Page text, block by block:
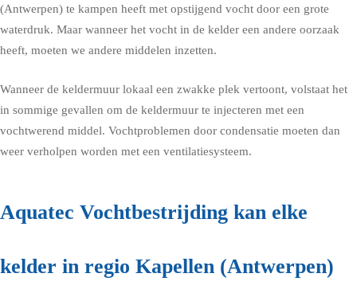
(Antwerpen) te kampen heeft met opstijgend vocht door een grote
waterdruk. Maar wanneer het vocht in de kelder een andere oorzaak
heeft, moeten we andere middelen inzetten.
Wanneer de keldermuur lokaal een zwakke plek vertoont, volstaat het
in sommige gevallen om de keldermuur te injecteren met een
vochtwerend middel. Vochtproblemen door condensatie moeten dan
weer verholpen worden met een ventilatiesysteem.
Aquatec Vochtbestrijding kan elke
kelder in regio Kapellen (Antwerpen)